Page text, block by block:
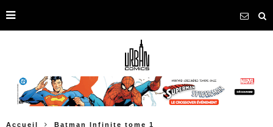
Accueil Batman Infinite tome 1